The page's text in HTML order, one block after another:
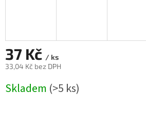
37 Kč / ks
33,04 Kč bez DPH
cena:
Skladem (>5 ks)